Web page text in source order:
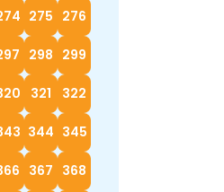
275 276
298 299
321 322
344 345
367 368